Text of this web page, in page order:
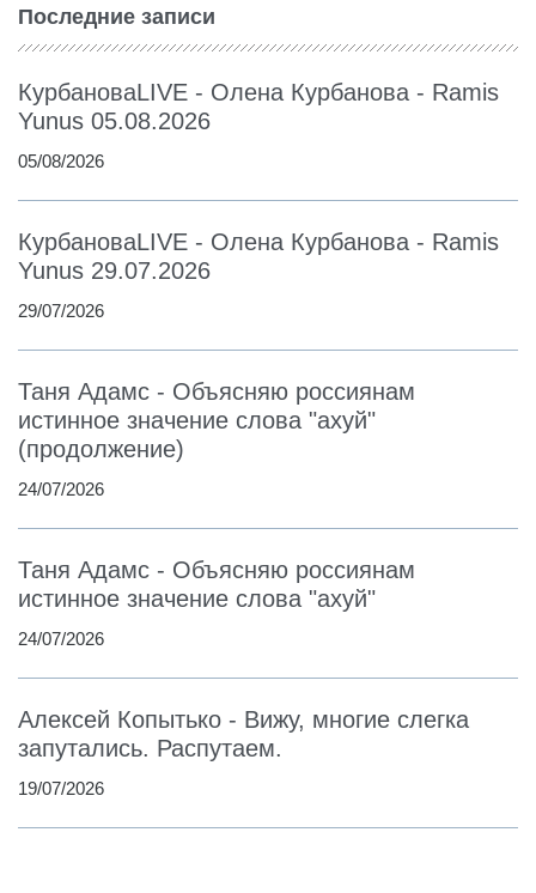
Последние записи
КурбановаLIVE - Олена Курбанова - Ramis
Yunus 05.08.2026
05/08/2026
КурбановаLIVE - Олена Курбанова - Ramis
Yunus 29.07.2026
29/07/2026
Таня Адамс - Объясняю россиянам
истинное значение слова "ахуй"
(продолжение)
24/07/2026
Таня Адамс - Объясняю россиянам
истинное значение слова "ахуй"
24/07/2026
Алексей Копытько - Вижу, многие слегка
запутались. Распутаем.
19/07/2026